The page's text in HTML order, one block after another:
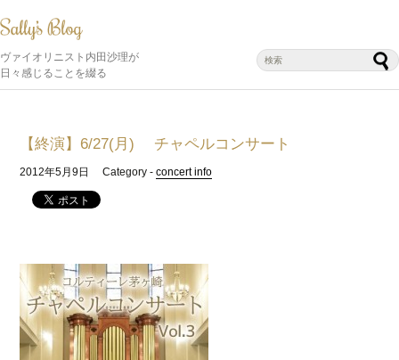
ヴァイオリニスト内田沙理が
日々感じることを綴る
【終演】6/27(月) チャペルコンサート
2012年5月9日 Category -concert info